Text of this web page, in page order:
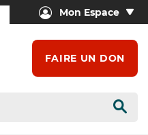
Mon Espace
FAIRE UN DON